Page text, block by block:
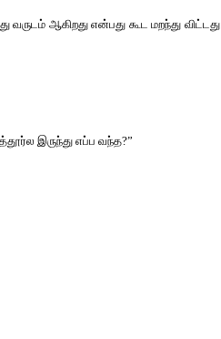
ஆகிறது என்பது கூட மறந்து விட்டது
இருந்து எப்ப வந்த?”